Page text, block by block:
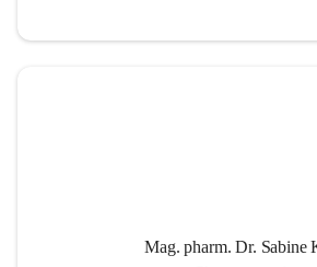
Mag. pharm. Dr. Sabine